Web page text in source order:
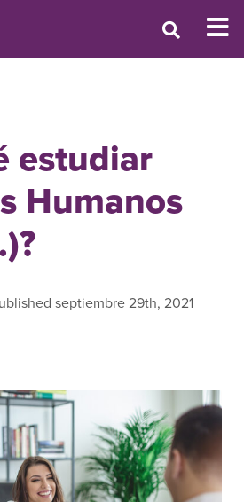
estudiar
Humanos
septiembre 29th, 2021